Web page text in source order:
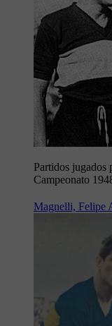
Partidos jugados
Campeonato
Magnelli, Felipe